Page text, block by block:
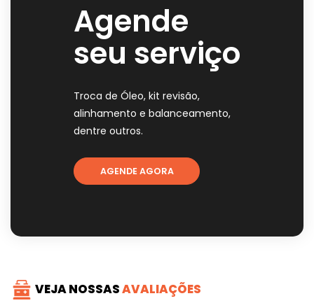
Agende
seu serviço
Troca de Óleo, kit revisão,
alinhamento e balanceamento,
dentre outros.
AGENDE AGORA
VEJA NOSSASAVALIAÇÕES